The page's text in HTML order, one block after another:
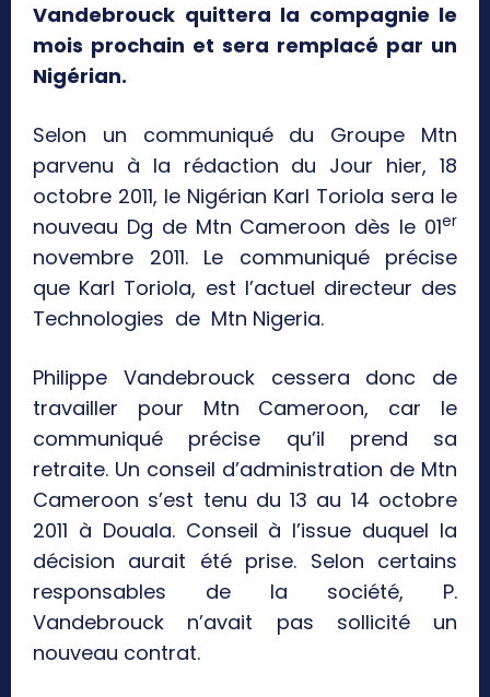
Vandebrouck quittera la compagnie le
mois prochain et sera remplacé par un
Nigérian.
Selon un communiqué du Groupe Mtn
parvenu à la rédaction du Jour hier, 18
octobre 2011, le Nigérian Karl Toriola sera le
nouveau Dg de Mtn Cameroon dès le 01er
novembre 2011. Le communiqué précise
que Karl Toriola, est l’actuel directeur des
Technologies de Mtn Nigeria.
Philippe Vandebrouck cessera donc de
travailler pour Mtn Cameroon, car le
communiqué précise qu’il prend sa
retraite. Un conseil d’administration de Mtn
Cameroon s’est tenu du 13 au 14 octobre
2011 à Douala. Conseil à l’issue duquel la
décision aurait été prise. Selon certains
responsables de la société, P.
Vandebrouck n’avait pas sollicité un
nouveau contrat.